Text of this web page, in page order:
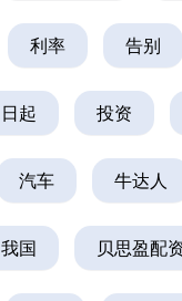
利率 告别
日起 投资
汽车 牛达人
我国 贝思盈配